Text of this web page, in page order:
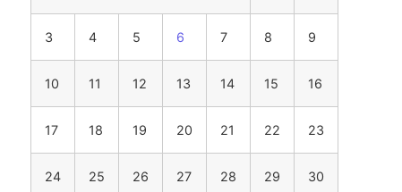
3 4 5 6 7 8 9
10 11 12 13 14 15 16
17 18 19 20 21 22 23
24 25 26 27 28 29 30